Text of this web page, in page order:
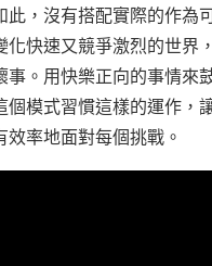
此，沒有搭配實際的作為
化快速又競爭激烈的世界
事。用快樂正向的事情來
個模式習慣這樣的運作，
率地面對每個挑戰。